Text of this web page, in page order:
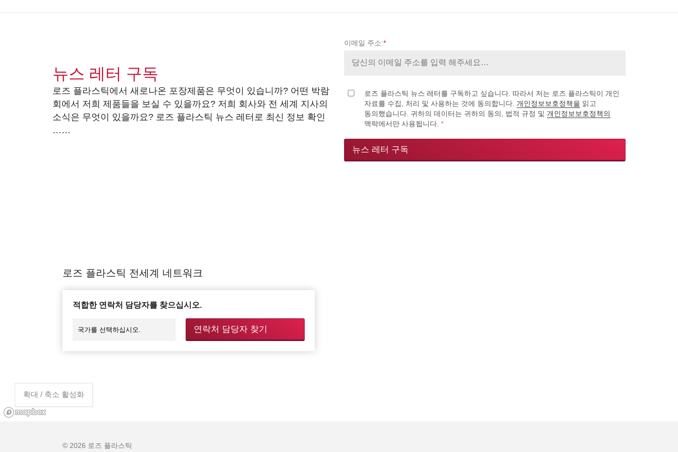
뉴스 레터 구독
로즈 플라스틱에서 새로나온 포장제품은 무엇이 있습니까? 어떤 박람
회에서 저희 제품들을 보실 수 있을까요? 저희 회사와 전 세계 지사의
소식은 무엇이 있을까요? 로즈 플라스틱 뉴스 레터로 최신 정보 확인
……
이메일 주소:*
로즈 플라스틱 뉴스 레터를 구독하고 싶습니다. 따라서 저는 로즈 플라스틱이 개인
자료를 수집, 처리 및 사용하는 것에 동의합니다. 개인정보보호정책을 읽고
동의했습니다. 귀하의 데이터는 귀하의 동의, 법적 규정 및 개인정보보호정책의
맥락에서만 사용됩니다. *
뉴스 레터 구독
로즈 플라스틱 전세계 네트워크
적합한 연락처 담당자를 찾으십시오.
연락처 담당자 찾기
확대 / 축소 활성화
© 2026 로즈 플라스틱